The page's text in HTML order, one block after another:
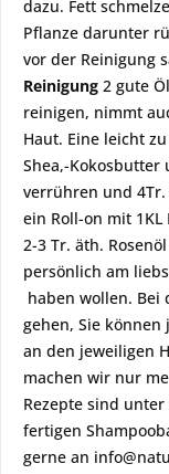
dazu. Fett
Pflanze darunter
vor der Reinigung
Reinigung 2 gute
reinigen, nimmt
Haut. Eine leicht
Shea,-
verrühren und 4Tr.
ein Roll-on mit
2-3 Tr. äth.
persönlich am
haben wollen. Bei
gehen, Sie
an den jeweiligen
machen wir nur
Rezepte sind
fertigen
gerne an